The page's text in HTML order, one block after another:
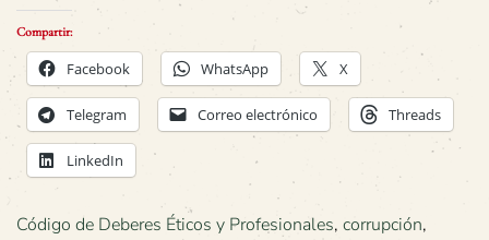
Compartir:
Facebook WhatsApp X
Telegram Correo electrónico Threads
LinkedIn
Código de Deberes Éticos y Profesionales, corrupción,